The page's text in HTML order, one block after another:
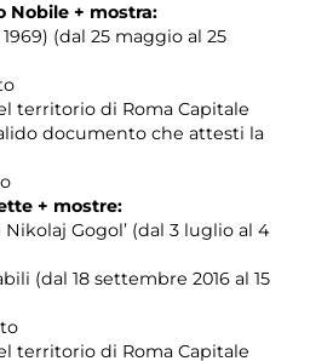
Nobile + mostra:
(dal 25 maggio al 25
territorio di Roma Capitale
documento che attesti la
+ mostre:
Gogol’ (dal 3 luglio al 4
(dal 18 settembre 2016 al 15
territorio di Roma Capitale